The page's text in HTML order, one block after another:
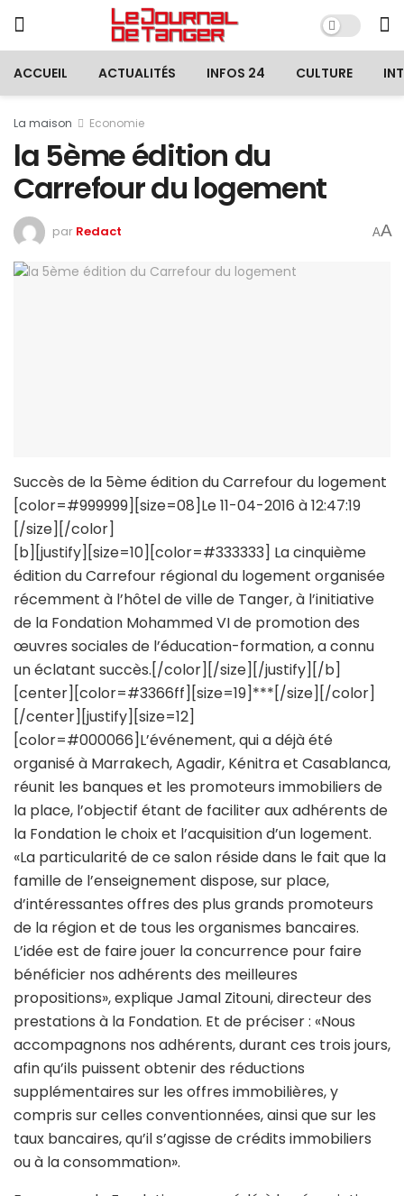
ACCUEIL ACTUALITÉS INFOS 24 CULTURE
La maison Economie
la 5ème édition du
Carrefour du logement
par Redact AA
Succès de la 5ème édition du Carrefour du logement
[color=#999999][size=08]Le 11-04-2016 à 12:47:19
[/size][/color]
[b][justify][size=10][color=#333333] La cinquième
édition du Carrefour régional du logement organisée
récemment à l’hôtel de ville de Tanger, à l’initiative
de la Fondation Mohammed VI de promotion des
œuvres sociales de l’éducation-formation, a connu
un éclatant succès.[/color][/size][/justify][/b]
[center][color=#3366ff][size=19]***[/size][/color]
[/center][justify][size=12]
[color=#000066]L’événement, qui a déjà été
organisé à Marrakech, Agadir, Kénitra et Casablanca,
réunit les banques et les promoteurs immobiliers de
la place, l’objectif étant de faciliter aux adhérents de
la Fondation le choix et l’acquisition d’un logement.
«La particularité de ce salon réside dans le fait que la
famille de l’enseignement dispose, sur place,
d’intéressantes offres des plus grands promoteurs
de la région et de tous les organismes bancaires.
L’idée est de faire jouer la concurrence pour faire
bénéficier nos adhérents des meilleures
propositions», explique Jamal Zitouni, directeur des
prestations à la Fondation. Et de préciser : «Nous
accompagnons nos adhérents, durant ces trois jours,
afin qu’ils puissent obtenir des réductions
supplémentaires sur les offres immobilières, y
compris sur celles conventionnées, ainsi que sur les
taux bancaires, qu’il s’agisse de crédits immobiliers
ou à la consommation».